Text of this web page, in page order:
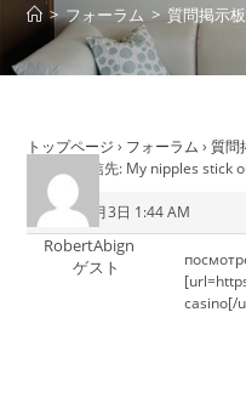
> フォーラム > 質問掲示板
トップページ › フォーラム › 質問
返信先: My nipples stick
2026年7月3日 1:44 AM
RobertAbign
ゲスト
casino[/